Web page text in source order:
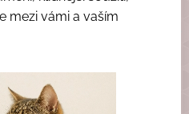
mezi vámi a vaším